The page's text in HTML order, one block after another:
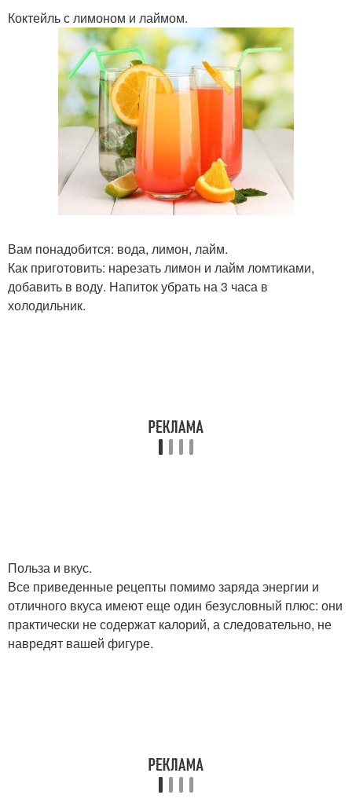
Коктейль с лимоном и лаймом.
Вам понадобится: вода, лимон, лайм.
Как приготовить: нарезать лимон и лайм ломтиками,
добавить в воду. Напиток убрать на 3 часа в
холодильник.
Польза и вкус.
Все приведенные рецепты помимо заряда энергии и
отличного вкуса имеют еще один безусловный плюс: они
практически не содержат калорий, а следовательно, не
навредят вашей фигуре.